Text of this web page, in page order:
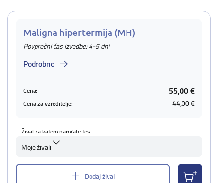
Maligna hipertermija (MH)
Povprečni čas izvedbe: 4-5 dni
Podrobno
Cena: 55,00 €
Cena za vzreditelje: 44,00 €
Žival za katero naročate test
Moje živali
Dodaj žival